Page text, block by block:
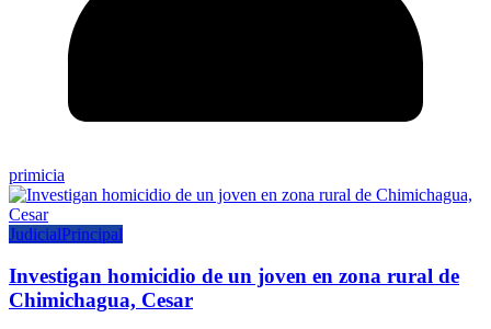
primicia
JudicialPrincipal
Investigan homicidio de un joven en zona rural de
Chimichagua, Cesar